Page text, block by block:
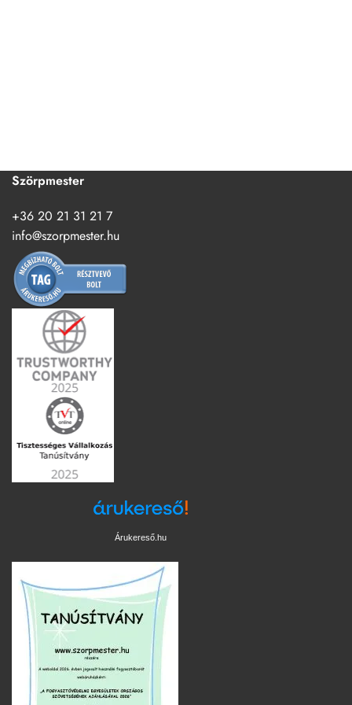
Szörpmester
+36 20 21 31 21 7
info@szorpmester.hu
Árukereső.hu